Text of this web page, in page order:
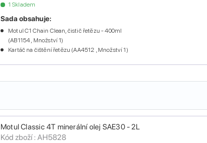
1 Skladem
Sada obsahuje:
Motul C1 Chain Clean, čistič řetězu - 400ml
(AB1154 , Množství 1)
Kartáč na čištění řetězu (AA4512 , Množství 1)
Motul Classic 4T minerální olej SAE30 - 2L
Kód zboží : AH5828